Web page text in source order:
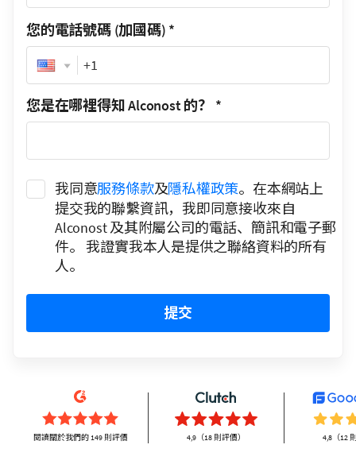
您的電話號碼 (加國碼) *
Phone
您是在哪裡得知 Alconost 的？ *
我同意服務條款及隱私權政策。在本網站上
提交我的聯繫資訊，我即同意接收來自
Alconost 及其附屬公司的電話、簡訊和電子郵
件。 我證實我本人是提供之聯絡資料的所有
人。
提交
閱讀關於我們的 149 則評價 4,9（18 則評價） 4,8（12